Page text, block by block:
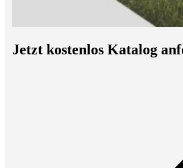
Jetzt kostenlos Katalog